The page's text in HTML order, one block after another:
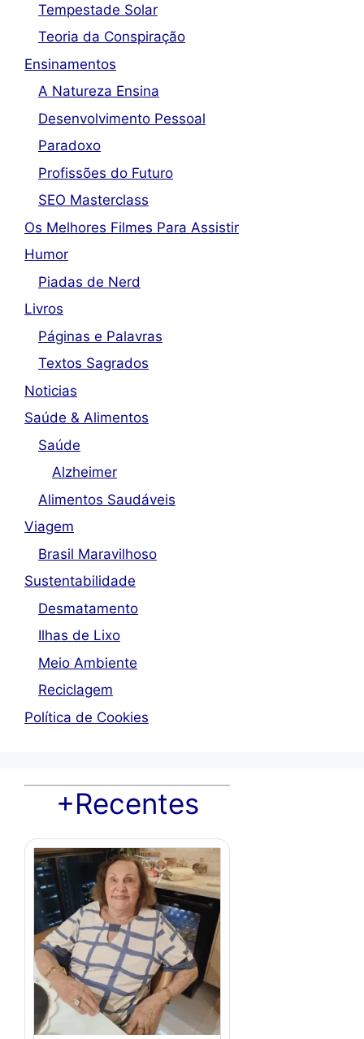
Tempestade Solar
Teoria da Conspiração
Ensinamentos
A Natureza Ensina
Desenvolvimento Pessoal
Paradoxo
Profissões do Futuro
SEO Masterclass
Os Melhores Filmes Para Assistir
Humor
Piadas de Nerd
Livros
Páginas e Palavras
Textos Sagrados
Noticias
Saúde & Alimentos
Saúde
Alzheimer
Alimentos Saudáveis
Viagem
Brasil Maravilhoso
Sustentabilidade
Desmatamento
Ilhas de Lixo
Meio Ambiente
Reciclagem
Política de Cookies
+Recentes